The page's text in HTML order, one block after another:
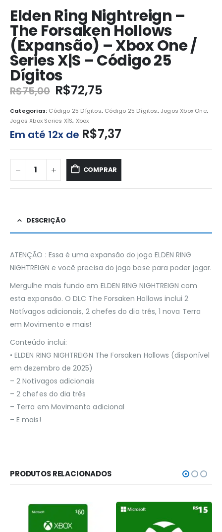
Elden Ring Nightreign –
The Forsaken Hollows
(Expansão) – Xbox One /
Series X|S – Código 25
Dígitos
R$75,00 R$72,75
Categorias: Código 25 Dígitos, Código 25 Dígitos,Jogos Xbox One,
Jogos Xbox Series X|S, Xbox
Em até 12x de R$7,37
COMPRAR
DESCRIÇÃO
ATENÇÃO : Essa é uma expansão do jogo ELDEN RING
NIGHTREIGN e você precisa do jogo base para poder jogar.
Mergulhe mais fundo em ELDEN RING NIGHTREIGN com
esta expansão. O DLC The Forsaken Hollows inclui 2
Notívagos adicionais, 2 chefes do dia três, 1 nova Terra
em Movimento e mais!
Conteúdo inclui:
• ELDEN RING NIGHTREIGN The Forsaken Hollows (disponível
em dezembro de 2025)
– 2 Notívagos adicionais
– 2 chefes do dia três
– Terra em Movimento adicional
– E mais!
PRODUTOS RELACIONADOS